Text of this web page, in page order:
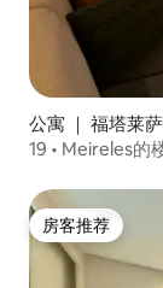
公寓 ｜ 福塔莱萨
19 • Meireles的
房客推荐
房客推荐